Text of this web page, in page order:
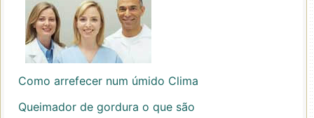
Como arrefecer num úmido Clima
Queimador de gordura o que são